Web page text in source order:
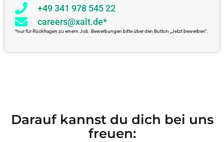
+49 341 978 545 22
careers@xalt.de*
*nur für Rückfragen zu einem Job. Bewerbungen bitte über den Button „Jetzt bewerben“.
Darauf kannst du dich bei uns
freuen: